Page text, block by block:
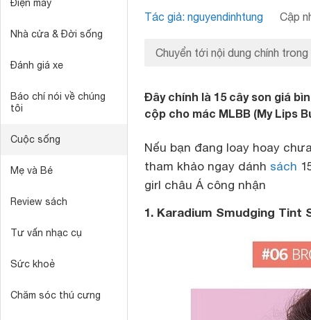
Điện máy
Nhà cửa & Đời sống
Đánh giá xe
Báo chí nói về chúng
tôi
Cuộc sống
Mẹ và Bé
Review sách
Tư vấn nhạc cụ
Sức khoẻ
Chăm sóc thú cưng
Tác giả: nguyendinhtung Cập
Chuyển tới nội dung chính trong
Đây chính là 15 cây son giá
cộp cho mác MLBB (My Lips
Nếu bạn đang loay hoay
tham khảo ngay dánh sách
girl châu Á công nhận
1. Karadium Smudging Tint